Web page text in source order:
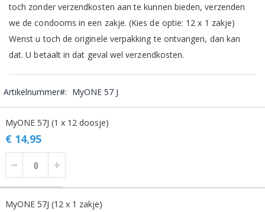
toch zonder verzendkosten aan te kunnen bieden, verzenden
we de condooms in een zakje. (Kies de optie: 12 x 1 zakje)
Wenst u toch de originele verpakking te ontvangen, dan kan
dat. U betaalt in dat geval wel verzendkosten.
Artikelnummer MyONE 57 J
productitems
MyONE 57J (1 x 12 doosje)
€ 14,95
MyONE 57J (12 x 1 zakje)